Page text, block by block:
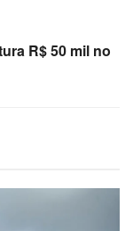
R$ 50 mil no